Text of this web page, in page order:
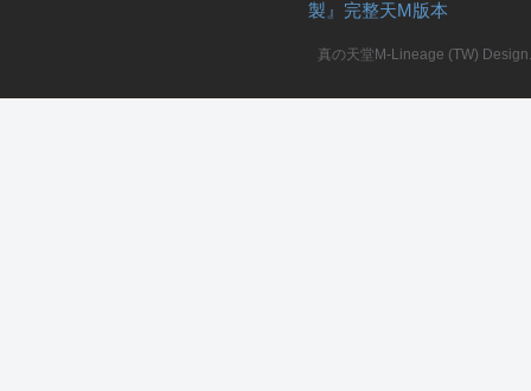
製』完整天M版本
真の天堂M-Lineage (TW)